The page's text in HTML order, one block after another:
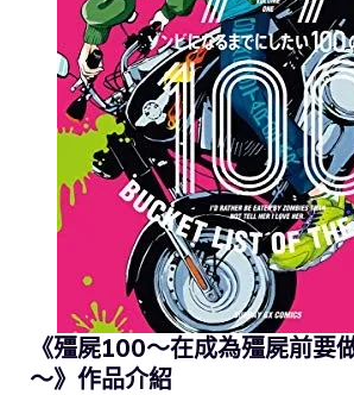
《殭屍100～在成為殭屍前要
～》作品介紹